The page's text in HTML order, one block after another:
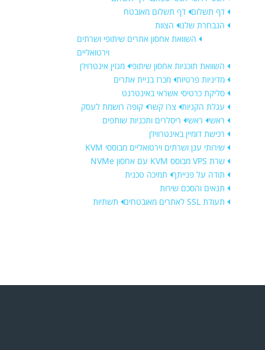
דף תשלום דף תשלום מאובטח
הנבחרת שלנו הצוות
השוואת אחסון אתרים שיתופי ושרתים
וירטואליים
השוואת תוכניות אחסון שיתופי מגזין אינטרויז’ן
מדיניות פרטיות מכרז בניית אתרים
סליקת כרטיסי אשראי באינטרנט
עגלת הקניות צרו קשר קופה רושמת לעסק
ראשי ראשי ריסלרים ותכניות שותפים
רכישת דומיין באינטרוויז’ן
שירותי ענן ושרתים וירטואליים מבוססי KVM
שרת VPS מבוסס KVM עם אחסון NVMe
תודה על פנייתך תמיכה טכנית
תנאים והסכם שירות
תעודת SSL לאתרים מאובטחים
תשתיות